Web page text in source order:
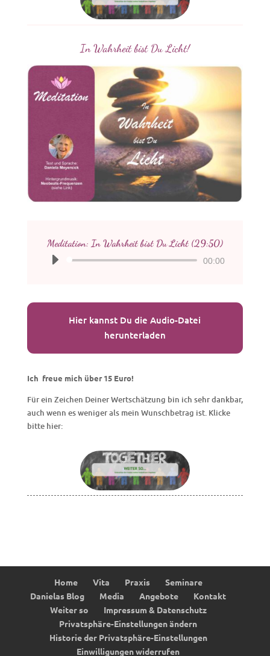
In Wahrheit bist Du Licht!
Meditation: In Wahrheit bist Du Licht (29:50)
Audio-
00:00
Hier kannst Du die Audio-Datei
herunterladen
Ich freue mich über 15 Euro!
Für ein Zeichen Deiner Wertschätzung bin ich sehr dankbar,
auch wenn es weniger als mein Wunschbetrag ist. Klicke
bitte hier:
Home Vita Praxis
Seminare
Danielas Blog
Media Angebote
Kontakt
Weiter so
Impressum & Datenschutz
Privatsphäre-Einstellungen ändern
Historie der Privatsphäre-Einstellungen
Einwilligungen widerrufen